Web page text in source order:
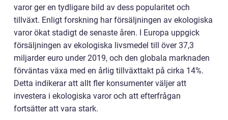
varor ger en tydligare bild av dess popularitet och
tillväxt. Enligt forskning har försäljningen av ekologiska
varor ökat stadigt de senaste åren. I Europa uppgick
försäljningen av ekologiska livsmedel till över 37,3
miljarder euro under 2019, och den globala marknaden
förväntas växa med en årlig tillväxttakt på cirka 14%.
Detta indikerar att allt fler konsumenter väljer att
investera i ekologiska varor och att efterfrågan
fortsätter att vara stark.